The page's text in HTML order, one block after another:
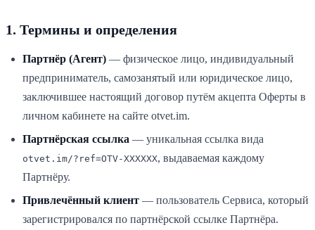
1. Термины и определения
Партнёр (Агент) — физическое лицо, индивидуальный
предприниматель, самозанятый или юридическое лицо,
заключившее настоящий договор путём акцепта Оферты в
личном кабинете на сайте otvet.im.
Партнёрская ссылка — уникальная ссылка вида
otvet.im/?ref=OTV-XXXXXX, выдаваемая каждому
Партнёру.
Привлечённый клиент — пользователь Сервиса, который
зарегистрировался по партнёрской ссылке Партнёра.